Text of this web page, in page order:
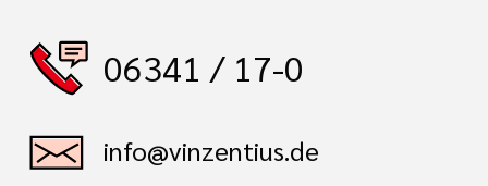
06341 / 17-0
info@vinzentius.de